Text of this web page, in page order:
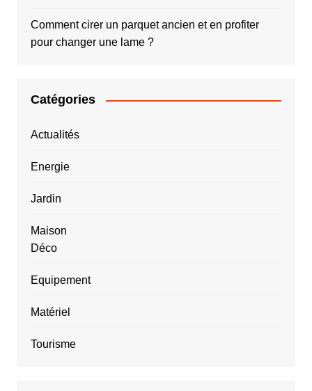
Comment cirer un parquet ancien et en profiter
pour changer une lame ?
Catégories
Actualités
Energie
Jardin
Maison
Déco
Equipement
Matériel
Tourisme